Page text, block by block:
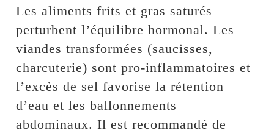
Les aliments frits et gras saturés
perturbent l’équilibre hormonal. Les
viandes transformées (saucisses,
charcuterie) sont pro-inflammatoires et
l’excès de sel favorise la rétention
d’eau et les ballonnements
abdominaux. Il est recommandé de